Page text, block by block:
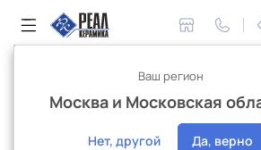
Керамическая плитка Плитка для
Плитка для гостиной
Ваш регион
Москва и Московская
Нет, другой Да, верно